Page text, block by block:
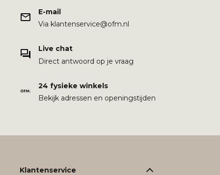
E-mail
Via klantenservice@ofm.nl
Live chat
Direct antwoord op je vraag
24 fysieke winkels
Bekijk adressen en openingstijden
Klantenservice